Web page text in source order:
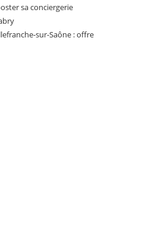
sa conciergerie
sur-Saône : offre